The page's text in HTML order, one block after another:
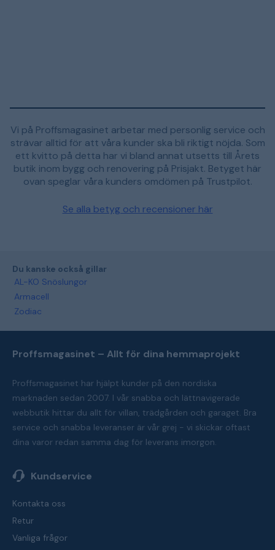
Vi på Proffsmagasinet arbetar med personlig service och
strävar alltid för att våra kunder ska bli riktigt nöjda. Som
ett kvitto på detta har vi bland annat utsetts till Årets
butik inom bygg och renovering på Prisjakt. Betyget här
ovan speglar våra kunders omdömen på Trustpilot.
Se alla betyg och recensioner här
Du kanske också gillar
AL-KO Snöslungor
Armacell
Zodiac
Proffsmagasinet – Allt för dina hemmaprojekt
Proffsmagasinet har hjälpt kunder på den nordiska
marknaden sedan 2007. I vår snabba och lättnavigerade
webbutik hittar du allt för villan, trädgården och garaget. Bra
service och snabba leveranser är vår grej - vi skickar oftast
dina varor redan samma dag för leverans imorgon.
Kundservice
Kontakta oss
Retur
Vanliga frågor